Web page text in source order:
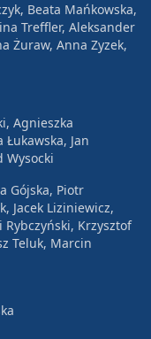
Beata Mańkowska,
Treffler, Aleksander
Żuraw, Anna Zyzek,
Agnieszka
Jan
Wysocki
Gójska, Piotr
Jacek Liziniewicz,
Krzysztof
Teluk, Marcin